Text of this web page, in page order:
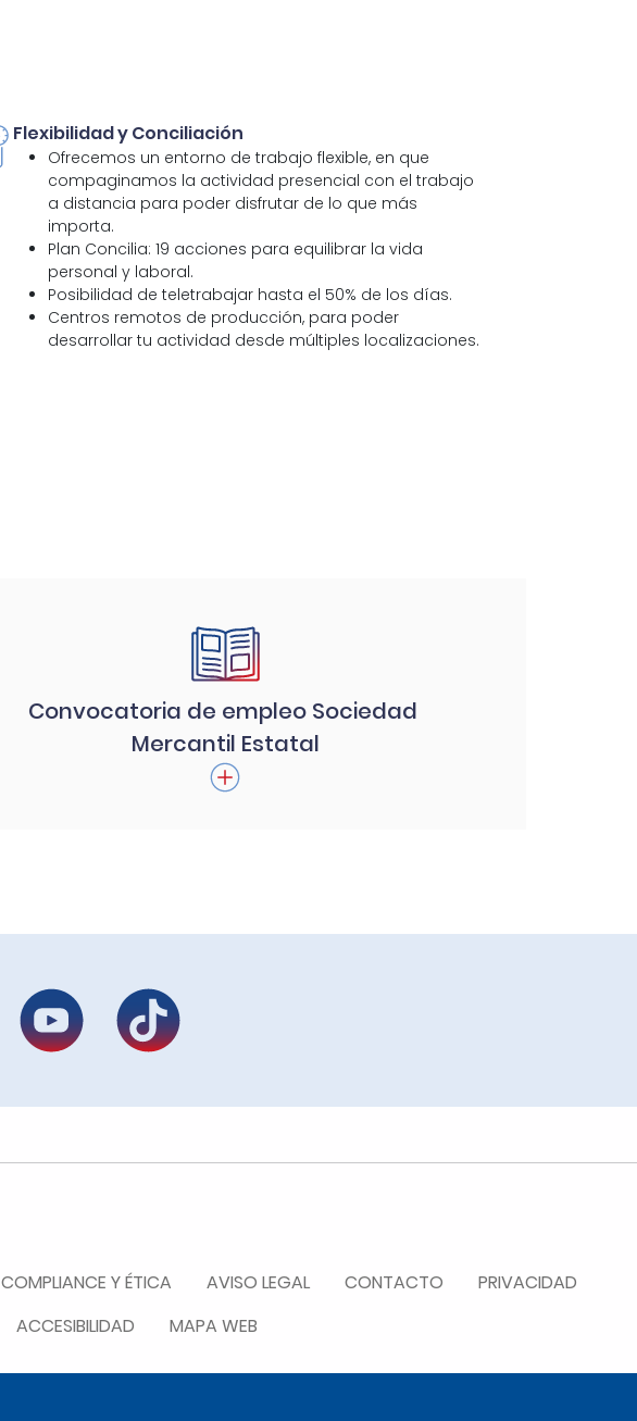
Flexibilidad y Conciliación
Ofrecemos un entorno de trabajo flexible, en que
compaginamos la actividad presencial con el trabajo
a distancia para poder disfrutar de lo que más
importa.
Plan Concilia: 19 acciones para equilibrar la vida
personal y laboral.
Posibilidad de teletrabajar hasta el 50% de los días.
Centros remotos de producción, para poder
desarrollar tu actividad desde múltiples localizaciones.
Convocatoria de empleo Sociedad
Mercantil Estatal
COMPLIANCE Y ÉTICA AVISO LEGAL CONTACTO
PRIVACIDAD
ACCESIBILIDAD MAPA WEB